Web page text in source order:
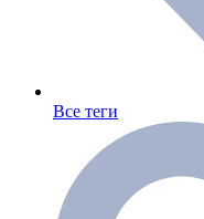
Все теги